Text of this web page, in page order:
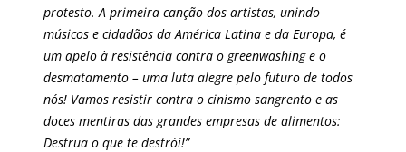
protesto. A primeira canção dos artistas, unindo
músicos e cidadãos da América Latina e da Europa, é
um apelo à resistência contra o greenwashinge o
desmatamento – uma luta alegre pelo futuro de todos
nós! Vamos resistir contra o cinismo sangrento e as
doces mentiras das grandes empresas de alimentos:
Destrua o que te destrói!”